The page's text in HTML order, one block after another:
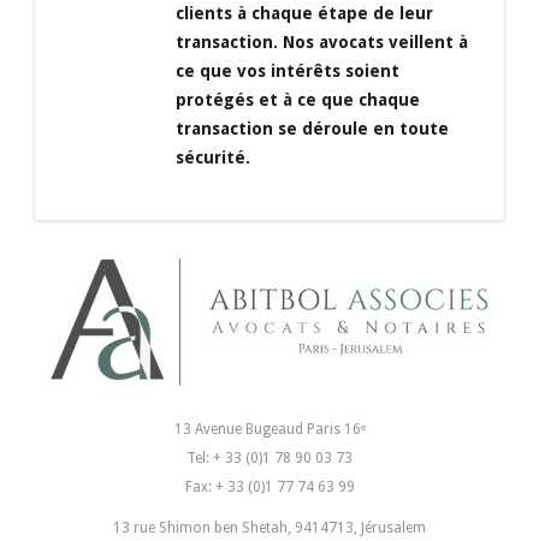
clients à chaque étape de leur
transaction. Nos avocats veillent à
ce que vos intérêts soient
protégés et à ce que chaque
transaction se déroule en toute
sécurité.
13 Avenue Bugeaud Paris 16ᵉ
Tel: + 33 (0)1 78 90 03 73
Fax: + 33 (0)1 77 74 63 99
13 rue Shimon ben Shetah, 9414713, Jérusalem